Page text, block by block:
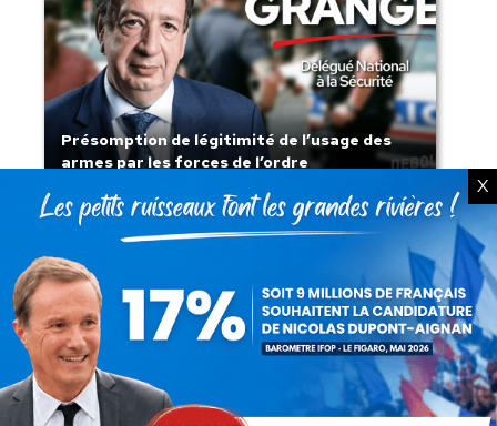
Présomption de légitimité de l’usage des
armes par les forces de l’ordre
X